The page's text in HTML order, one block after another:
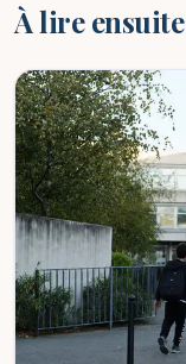
À lire ensuite